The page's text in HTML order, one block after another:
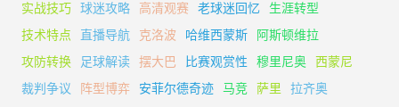
实战技巧
球迷攻略 高清观赛 老球迷回忆
生涯转型
技术特点
直播导航 克洛波 哈维西蒙斯
阿斯顿维拉
攻防转换
足球解读 摆大巴 比赛观赏性 穆里尼奥
西蒙尼
裁判争议
阵型博弈 安菲尔德奇迹 马竞 萨里
拉齐奥